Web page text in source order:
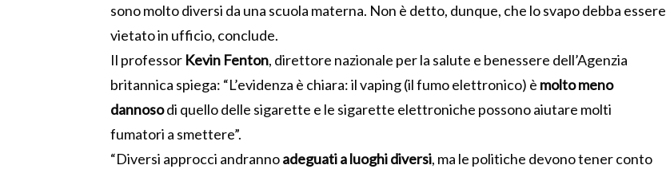
sono molto diversi da una scuola materna. Non è detto, dunque, che lo svapo debba essere
vietato in ufficio, conclude.
Il professor Kevin Fenton, direttore nazionale per la salute e benessere dell’Agenzia
britannica spiega: “L’evidenza è chiara: il vaping (il fumo elettronico) è molto meno
dannosodi quello delle sigarette e le sigarette elettroniche possono aiutare molti
fumatori a smettere”.
“Diversi approcci andrannoadeguati a luoghi diversi, ma le politiche devono tener conto